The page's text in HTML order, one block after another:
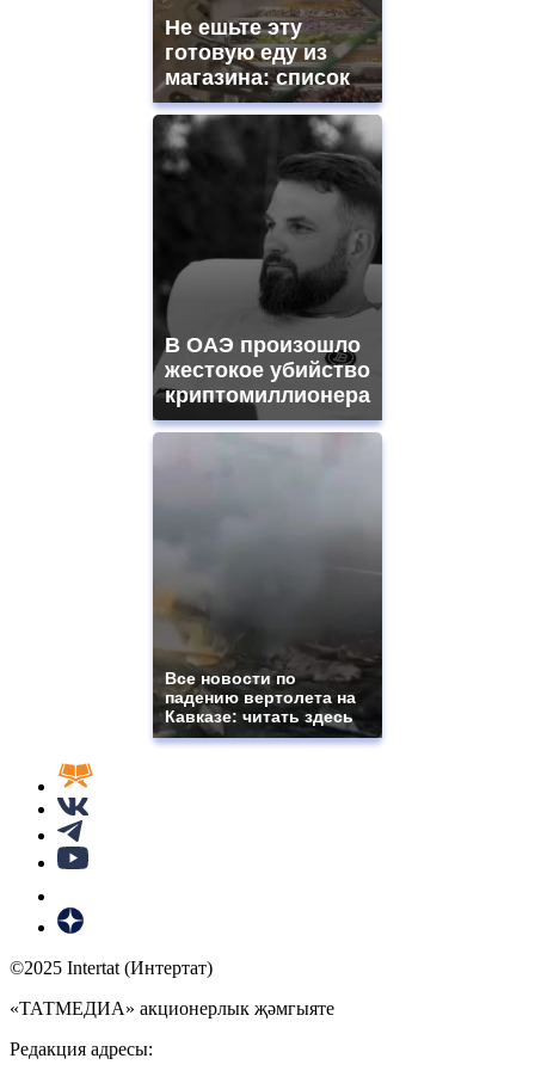
Не ешьте эту
готовую еду из
магазина: список
В ОАЭ произошло
жестокое убийство
криптомиллионера
Все новости по
падению вертолета на
Кавказе: читать здесь
©2025 Intertat (Интертат)
«ТАТМЕДИА» акционерлык җәмгыяте
Редакция адресы: